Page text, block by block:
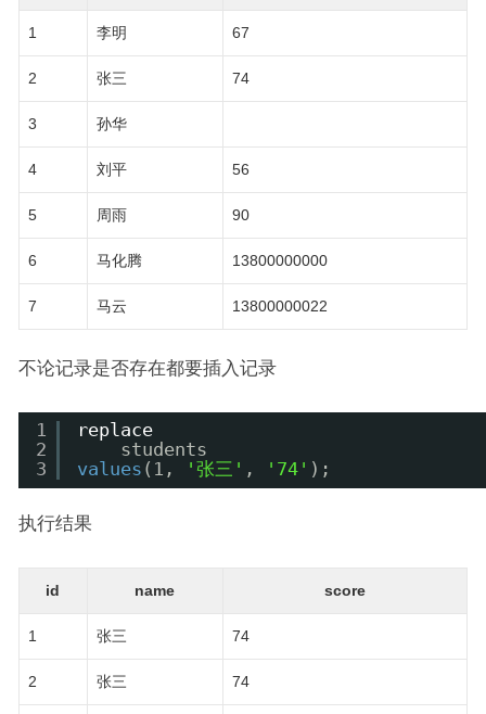
1 李明 67
2 张三 74
3 孙华
4 刘平 56
5 周雨 90
6 马化腾 13800000000
7 马云 13800000022
不论记录是否存在都要插入记录
1
2
3
replace
students
values (1, '张三' , '74' );
执行结果
id name score
1 张三 74
2 张三 74